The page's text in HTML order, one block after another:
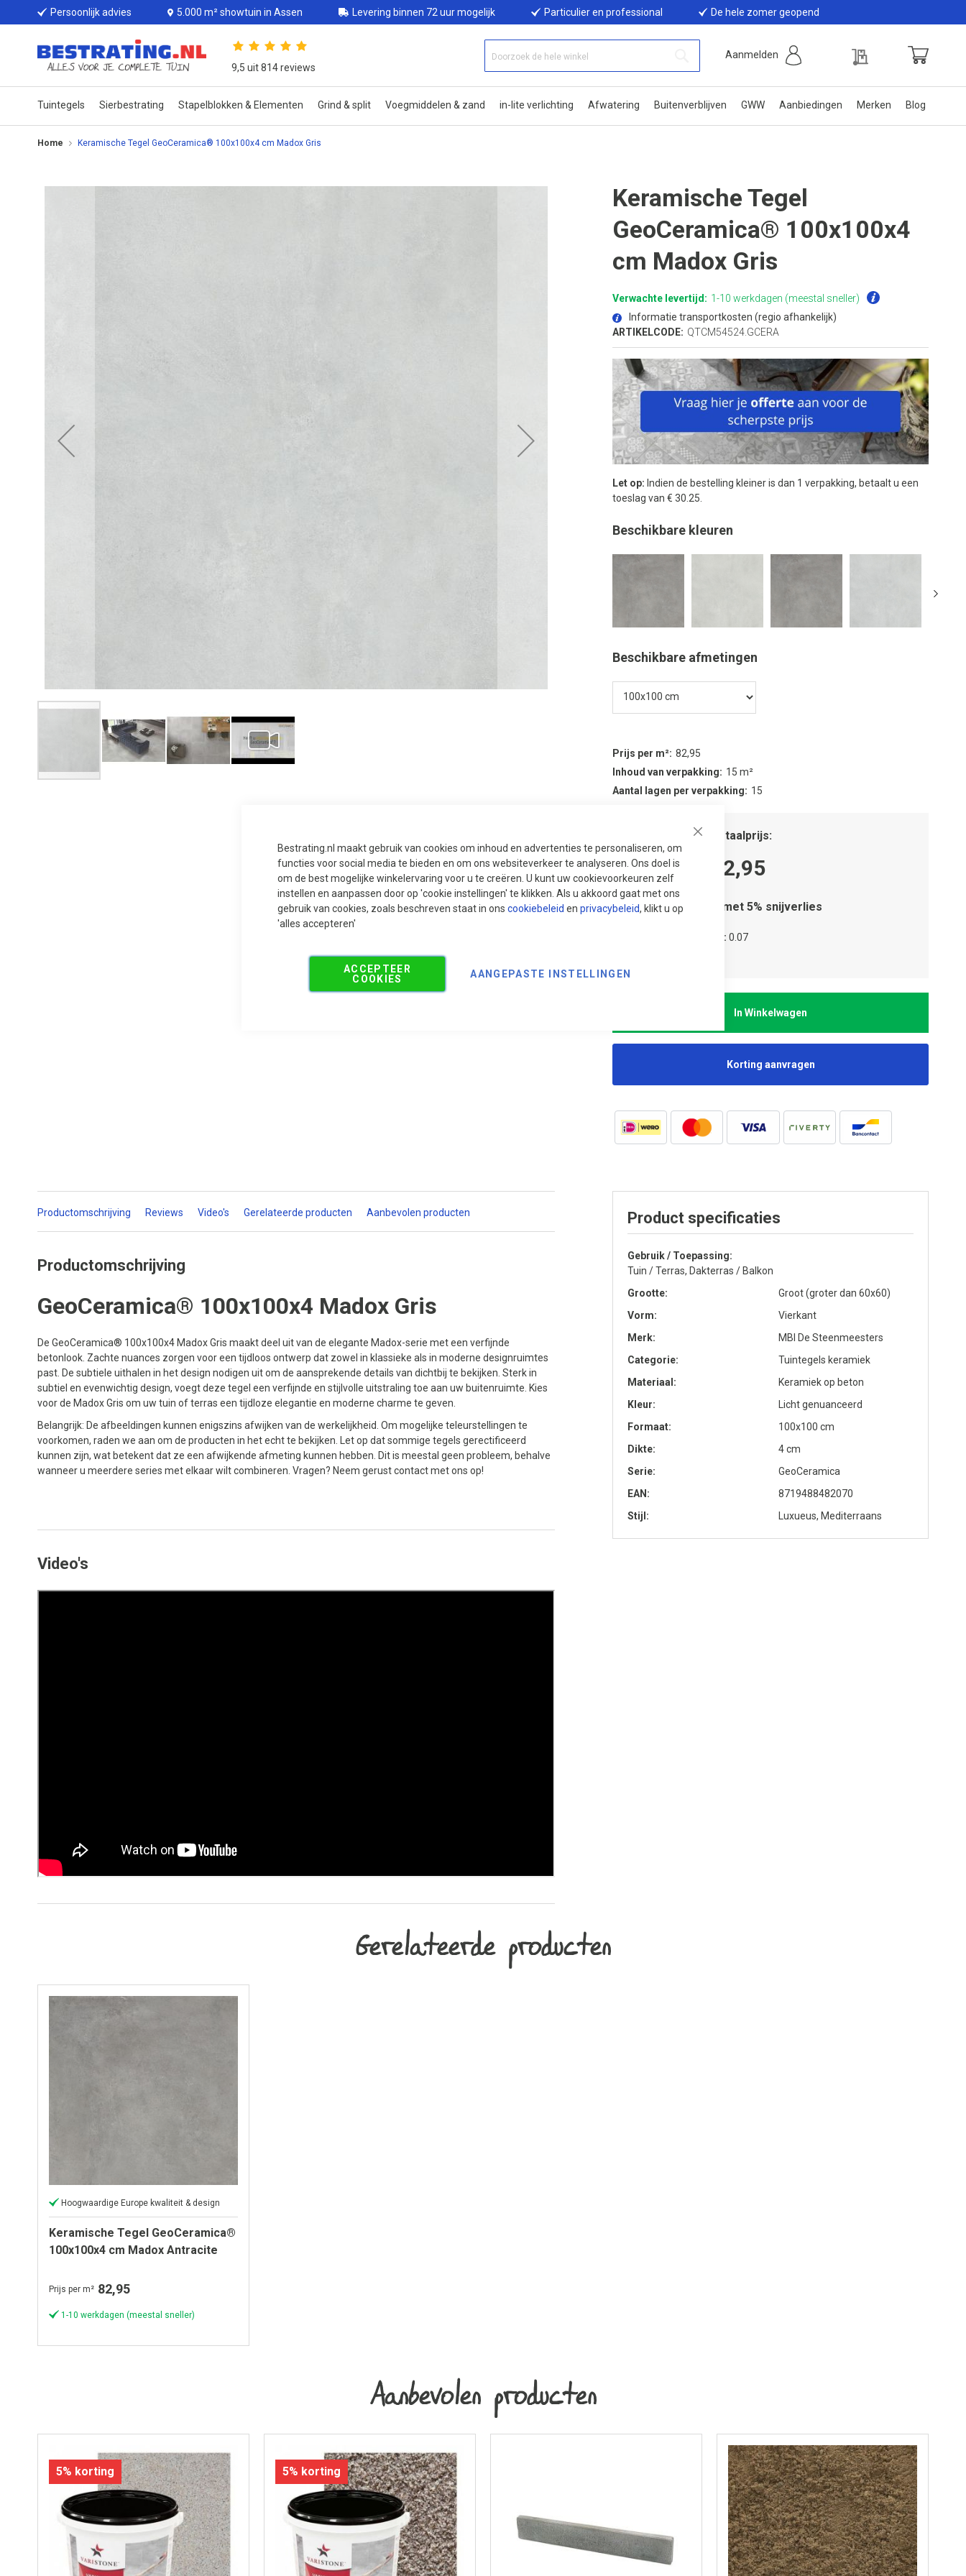
Bestrating.nl maakt gebruik van cookies om inhoud en advertenties te personaliseren, om
functies voor social media te bieden en om ons websiteverkeer te analyseren. Ons doel is
om de best mogelijke winkelervaring voor u te creëren. U kunt uw cookievoorkeuren zelf
instellen en aanpassen door op 'cookie instellingen' te klikken. Als u akkoord gaat met ons
gebruik van cookies, zoals beschreven staat in ons cookiebeleid en privacybeleid, klikt u op
'alles accepteren'
ACCEPTEER
COOKIES
AANGEPASTE INSTELLINGEN
Persoonlijk advies 5.000 m² showtuin in Assen Levering binnen 72 uur mogelijk Particulier en professional De hele zomer geopend
9,5 uit 814 reviews
Aanmelden
Tuintegels Sierbestrating Stapelblokken & Elementen Grind & split Voegmiddelen & zand in-lite verlichting Afwatering Buitenverblijven GWW Aanbiedingen Merken Blog
Home Keramische Tegel GeoCeramica® 100x100x4 cm Madox Gris
Ga
Keramische Tegel
GeoCeramica® 100x100x4
cm Madox Gris
Verwachte levertijd: 1-10 werkdagen (meestal sneller)
Informatie transportkosten (regio afhankelijk)
ARTIKELCODE: QTCM54524.GCERA
Let op: Indien de bestelling kleiner is dan 1 verpakking, betaalt u een
toeslag van € 30.25.
Beschikbare kleuren
Beschikbare afmetingen
Prijs per m² 82,95
Inhoud van verpakking
15 m²
Aantal lagen per verpakking
15
Totaalprijs
82,95
Houd rekening met 5% snijverlies
0.07
In Winkelwagen
Korting aanvragen
Productomschrijving Reviews Video's Gerelateerde producten Aanbevolen producten
Productomschrijving
GeoCeramica® 100x100x4 Madox Gris
De GeoCeramica® 100x100x4 Madox Gris maakt deel uit van de elegante Madox-serie met een verfijnde
betonlook. Zachte nuances zorgen voor een tijdloos ontwerp dat zowel in klassieke als in moderne designruimtes
past. De subtiele uithalen in het design nodigen uit om de aansprekende details van dichtbij te bekijken. Sterk in
subtiel en evenwichtig design, voegt deze tegel een verfijnde en stijlvolle uitstraling toe aan uw buitenruimte. Kies
voor de Madox Gris om uw tuin of terras een tijdloze elegantie en moderne charme te geven.
Belangrijk: De afbeeldingen kunnen enigszins afwijken van de werkelijkheid. Om mogelijke teleurstellingen te
voorkomen, raden we aan om de producten in het echt te bekijken. Let op dat sommige tegels gerectificeerd
kunnen zijn, wat betekent dat ze een afwijkende afmeting kunnen hebben. Dit is meestal geen probleem, behalve
wanneer u meerdere series met elkaar wilt combineren. Vragen? Neem gerust contact met ons op!
Video's
Product specificaties
Gebruik / Toepassing
Tuin / Terras, Dakterras / Balkon
Grootte
Groot (groter dan 60x60)
Vorm
Vierkant
Merk
MBI De Steenmeesters
Categorie
Tuintegels keramiek
Materiaal
Keramiek op beton
Kleur
Licht genuanceerd
Formaat
100x100 cm
Dikte
4 cm
Serie
GeoCeramica
EAN
8719488482070
Stijl
Luxueus, Mediterraans
Gerelateerde producten
Hoogwaardige Europe kwaliteit & design
Keramische Tegel GeoCeramica®
100x100x4 cm Madox Antracite
Prijs per m² 82,95
1-10 werkdagen (meestal sneller)
Aanbevolen producten
5% korting 5% korting